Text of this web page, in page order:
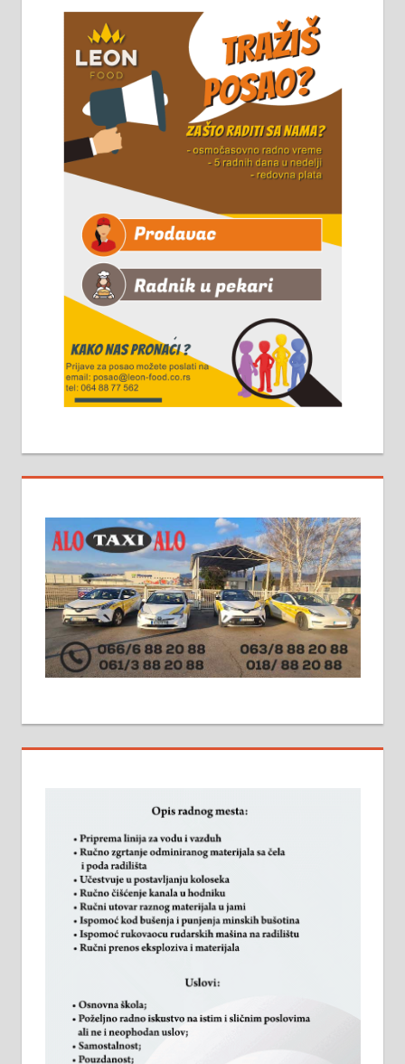
информација доћи лично на
стовариште у улици Максима
Горког 26 сваког радног дана од
8 до 15 часова. 063/465-045
Чистим све врсте димњака.
061/32-13-445